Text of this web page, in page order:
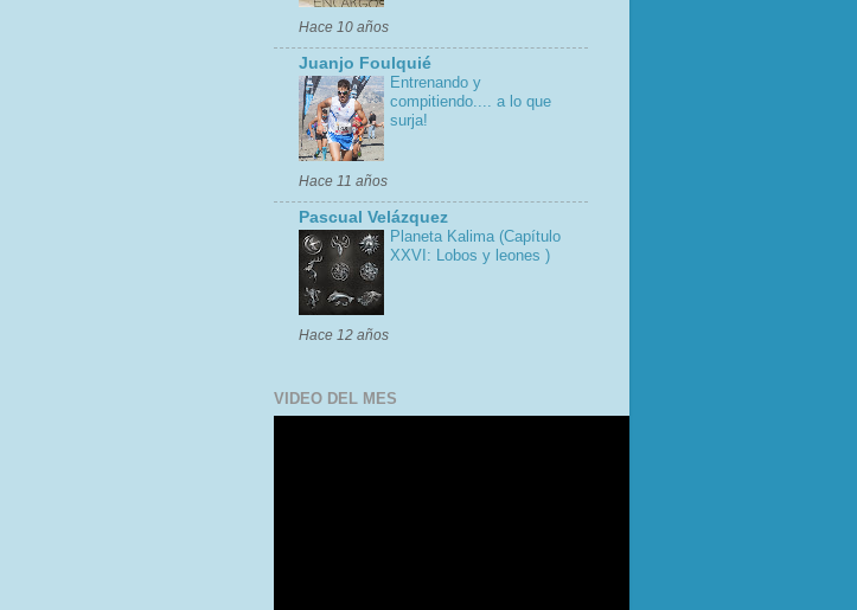
Hace 10 años
Juanjo Foulquié
Entrenando y
compitiendo.... a lo que
surja!
Hace 11 años
Pascual Velázquez
Planeta Kalima (Capítulo
XXVI: Lobos y leones )
Hace 12 años
VIDEO DEL MES